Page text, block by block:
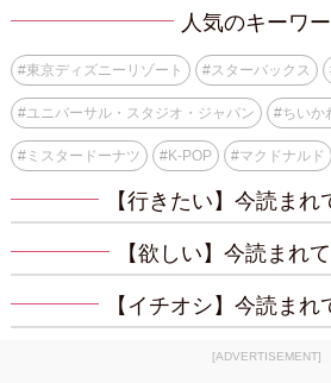
人気のキーワ
#東京ディズニーリゾート #スターバックス
#ユニバーサル・スタジオ・ジャパン #ちいか
#ミスタードーナツ #K-POP #マクドナルド
【行きたい】今読まれ
【欲しい】今読まれ
【イチオシ】今読まれ
[ADVERTISEMENT]